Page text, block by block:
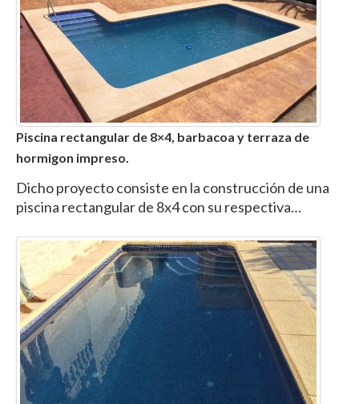
Piscina rectangular de 8×4, barbacoa y terraza de
hormigon impreso.
Dicho proyecto consiste en la construcción de una
piscina rectangular de 8x4 con su respectiva…